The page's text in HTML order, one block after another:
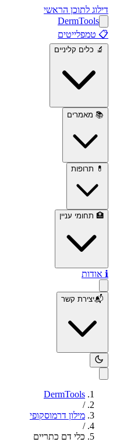
דילוג לתוכן הראשי
DermTools
📋 טמפלייטים
🔬 כלים קליניים
📚 מאמרים
💊 תרופות
🏥 תחומי עניין
ℹ️ אודות
📬יצירת קשר
DermTools
/
מילון דרמוסקופי
/
כלי דם כתריים